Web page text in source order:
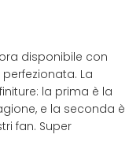
disponibile con
La
la prima è la
e la seconda è
fan. Super